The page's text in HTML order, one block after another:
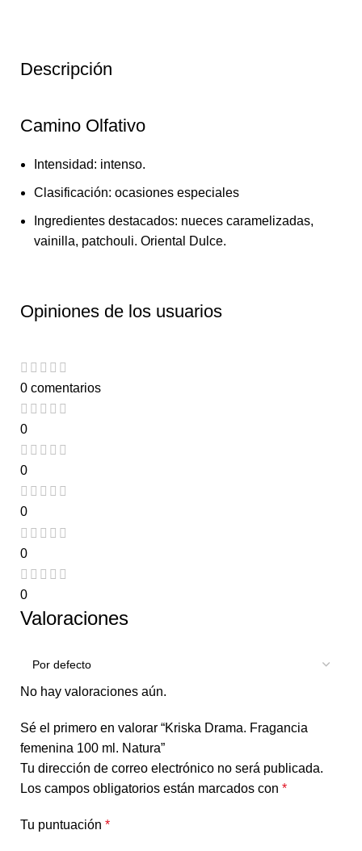
Descripción
Camino Olfativo
Intensidad: intenso.
Clasificación: ocasiones especiales
Ingredientes destacados: nueces caramelizadas,
vainilla, patchouli. Oriental Dulce.
Opiniones de los usuarios
0 comentarios
0
0
0
0
0
Valoraciones
No hay valoraciones aún.
Sé el primero en valorar “Kriska Drama. Fragancia
femenina 100 ml. Natura”
Tu dirección de correo electrónico no será publicada.
Los campos obligatorios están marcados con *
Tu puntuación *